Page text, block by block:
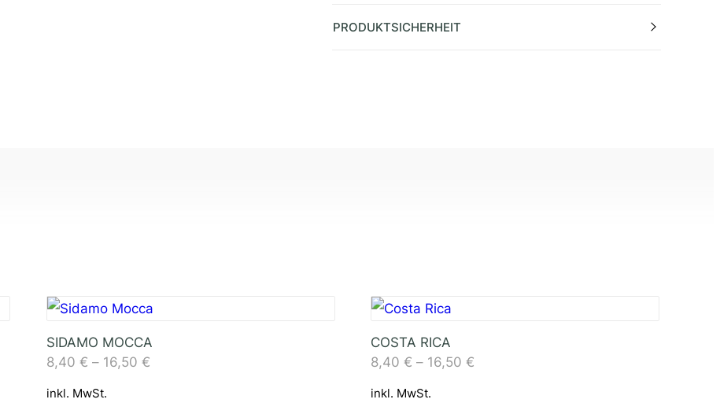
PRODUKTSICHERHEIT
SIDAMO MOCCA
8,40 € – 16,50 €
inkl. MwSt.
COSTA RICA
8,40 € – 16,50 €
inkl. MwSt.